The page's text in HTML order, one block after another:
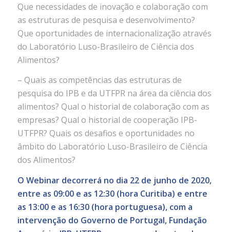
Que necessidades de inovação e colaboração com
as estruturas de pesquisa e desenvolvimento?
Que oportunidades de internacionalização através
do Laboratório Luso-Brasileiro de Ciência dos
Alimentos?
– Quais as competências das estruturas de
pesquisa do IPB e da UTFPR na área da ciência dos
alimentos? Qual o historial de colaboração com as
empresas? Qual o historial de cooperação IPB-
UTFPR? Quais os desafios e oportunidades no
âmbito do Laboratório Luso-Brasileiro de Ciência
dos Alimentos?
O Webinar decorrerá no dia 22 de junho de 2020,
entre as 09:00 e as 12:30 (hora Curitiba) e entre
as 13:00 e as 16:30 (hora portuguesa), com a
intervenção do Governo de Portugal, Fundação